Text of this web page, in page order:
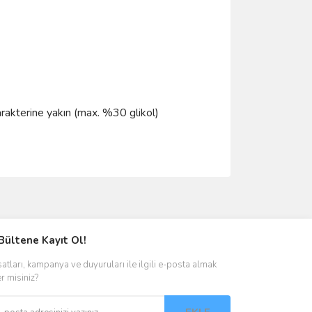
yakın (max. %30 glikol)
Kayıt Ol!
kampanya ve duyuruları ile ilgili e-posta almak
misiniz?